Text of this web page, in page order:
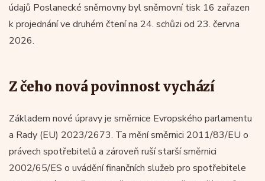
údajů Poslanecké sněmovny byl sněmovní tisk 16 zařazen
k projednání ve druhém čtení na 24. schůzi od 23. června
2026.
Z čeho nová povinnost vychází
Základem nové úpravy je směrnice Evropského parlamentu
a Rady (EU) 2023/2673. Ta mění směrnici 2011/83/EU o
právech spotřebitelů a zároveň ruší starší směrnici
2002/65/ES o uvádění finančních služeb pro spotřebitele